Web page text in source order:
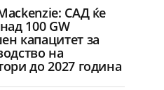
САД ќе
100 GW
капацитет за
на
до 2027 година